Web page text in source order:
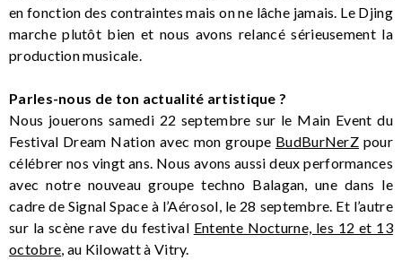
en fonction des contraintes mais on ne lâche jamais. Le Djing
marche plutôt bien et nous avons relancé sérieusement la
production musicale.
Parles-nous de ton actualité artistique ?
Nous jouerons samedi 22 septembre sur le Main Event du
Festival Dream Nation avec mon groupe BudBurNerZ pour
célébrer nos vingt ans. Nous avons aussi deux performances
avec notre nouveau groupe techno Balagan, une dans le
cadre de Signal Space à l’Aérosol, le 28 septembre. Et l’autre
sur la scène rave du festival Entente Nocturne, les 12 et 13
octobre, au Kilowatt à Vitry.